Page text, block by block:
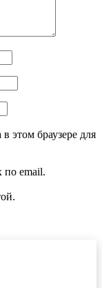
этом браузере для
по email.